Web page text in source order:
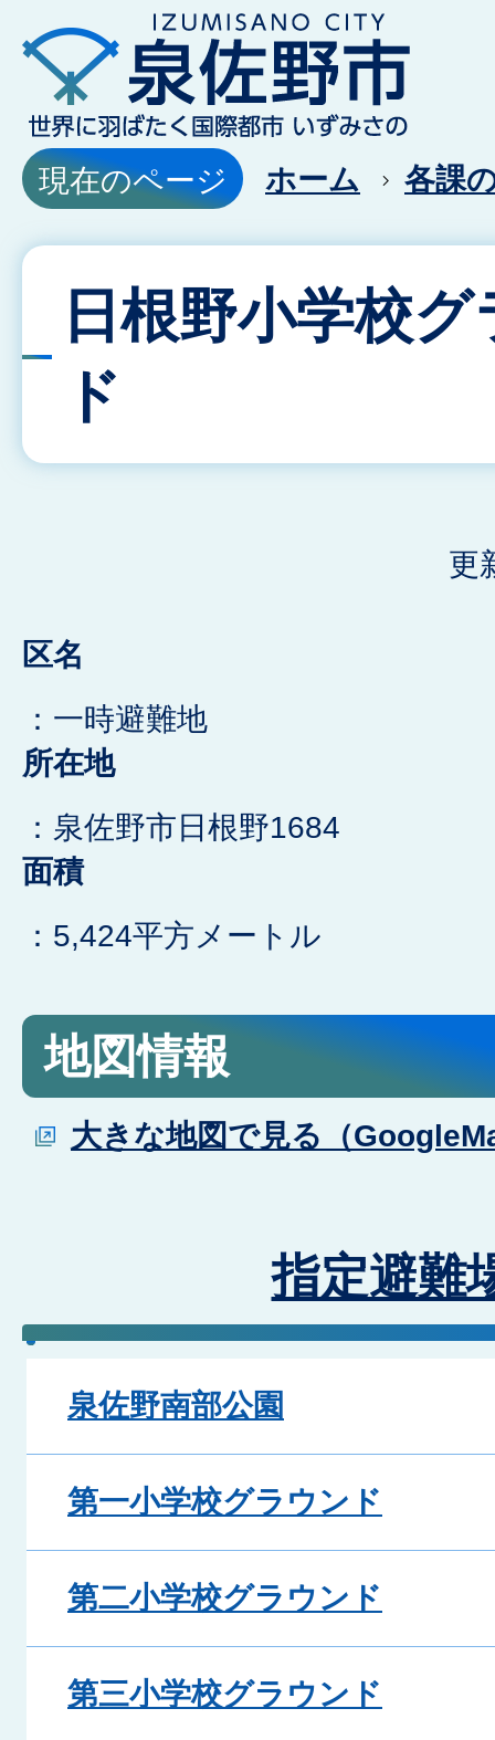
現在のページ ホーム 各課
日根野小学校
ド
更
区名
：一時避難地
所在地
：泉佐野市日根野1684
面積
：5,424平方メートル
地図情報
大きな地図で見る（
指定避難
泉佐野南部公園
第一小学校グラウンド
第二小学校グラウンド
第三小学校グラウンド